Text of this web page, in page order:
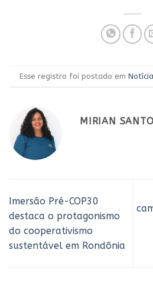
Esse registro foi postado em
MIRIAN
Imersão Pré-COP30
destaca o protagonismo
do cooperativismo
sustentável em Rondônia